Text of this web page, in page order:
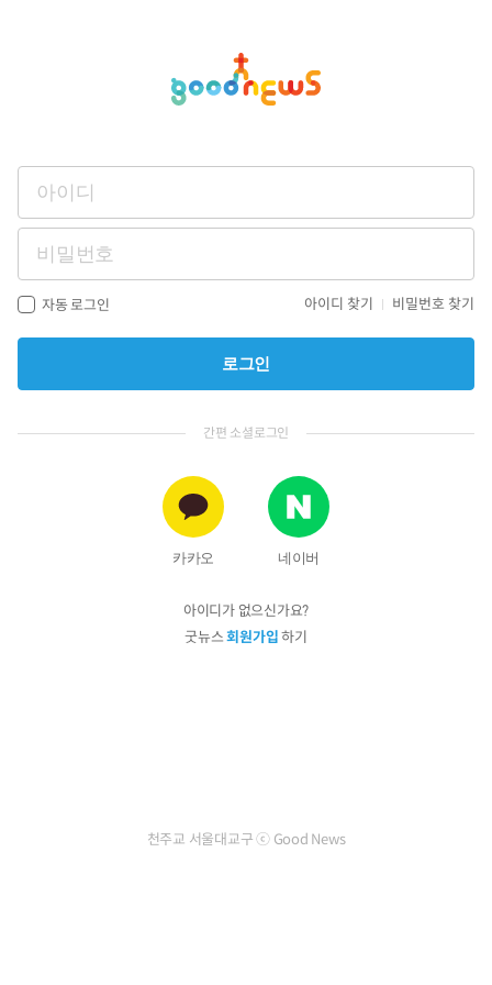
자동 로그인 아이디 찾기 비밀번호 찾기
로그인
간편 소셜로그인
카카오 네이버
아이디가 없으신가요?
굿뉴스회원가입하기
천주교 서울대교구 ⓒ Good News